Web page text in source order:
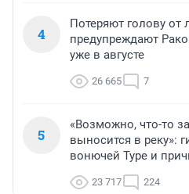
4
Потеряют голову от
предупреждают
уже в августе
26 665 7
5
«Возможно, что-то
выносится в реку»:
вонючей Туре и
23 717 224